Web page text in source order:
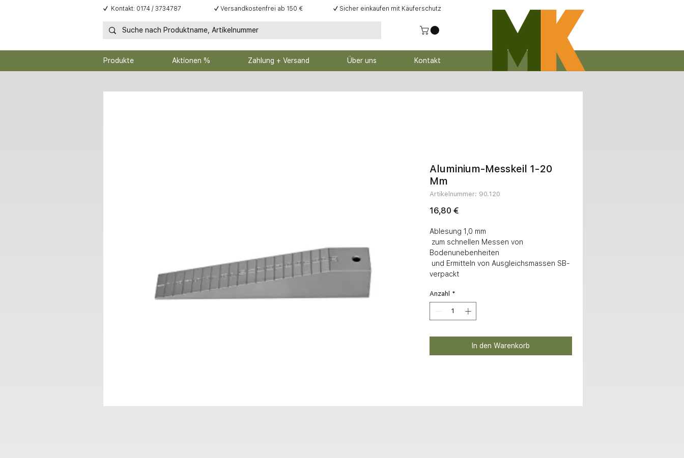
Produkte Aktionen % Zahlung + Versand Über uns Kontakt
✓ Kontakt: 0174 / 3734787 ✓ Versandkostenfrei ab 150 € ✓ Sicher einkaufen mit Käuferschutz
Aluminium-Messkeil 1-20
Mm
Artikelnummer: 90.120
16,80 €Preis
Ablesung 1,0 mm
Bodenunebenheiten
verpackt
Anzahl *
In den Warenkorb